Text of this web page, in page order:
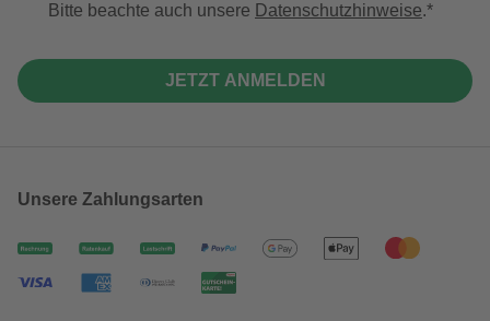
Bitte beachte auch unsere Datenschutzhinweise.
JETZT ANMELDEN
Unsere Zahlungsarten